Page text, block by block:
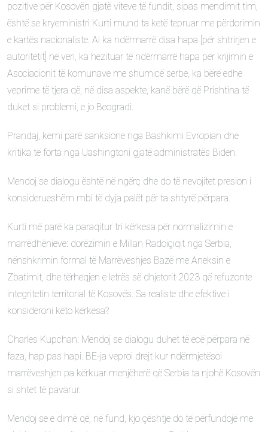
pozitive për Kosovën gjatë viteve të fundit, sipas mendimit tim,
është se kryeministri Kurti mund ta ketë tepruar me përdorimin
e kartës nacionaliste. Ai ka ndërmarrë disa hapa [për shtrirjen e
autoritetit] në veri, ka hezituar të ndërmarrë hapa për krijimin e
Asociacionit të komunave me shumicë serbe, ka bërë edhe
veprime të tjera që, në disa aspekte, kanë bërë që Prishtina të
duket si problemi, e jo Beogradi.
Prandaj, kemi parë sanksione nga Bashkimi Evropian dhe
kritika të forta nga Uashingtoni gjatë administratës Biden.
Mendoj se dialogu është në ngërç dhe do të nevojitet presion i
konsiderueshëm mbi të dyja palët për ta shtyrë përpara.
Kurti më parë ka paraqitur tri kërkesa për normalizimin e
marrëdhënieve: dorëzimin e Millan Radoiçiqit nga Serbia,
nënshkrimin formal të Marrëveshjes Bazë me Aneksin e
Zbatimit, dhe tërheqjen e letrës së dhjetorit 2023 që refuzonte
integritetin territorial të Kosovës. Sa realiste dhe efektive i
konsideroni këto kërkesa?
Charles Kupchan: Mendoj se dialogu duhet të ecë përpara në
faza, hap pas hapi. BE-ja veproi drejt kur ndërmjetësoi
marrëveshjen pa kërkuar menjëherë që Serbia ta njohë Kosovën
si shtet të pavarur.
Mendoj se e dimë që, në fund, kjo çështje do të përfundojë me